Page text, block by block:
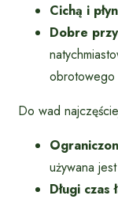
Cichą i
Dobre
obrotowego
Do wad
używana
Długi czas